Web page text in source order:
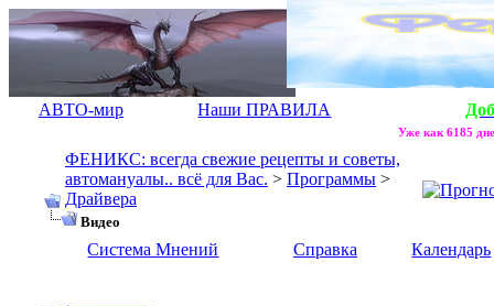
АВТО-мир Наши ПРАВИЛА
Уже как 6185
ФЕНИКС: всегда свежие рецепты и советы,
автомануалы.. всё для Вас. > Программы >
Драйвера
Видео
Система Мнений Справка Календарь